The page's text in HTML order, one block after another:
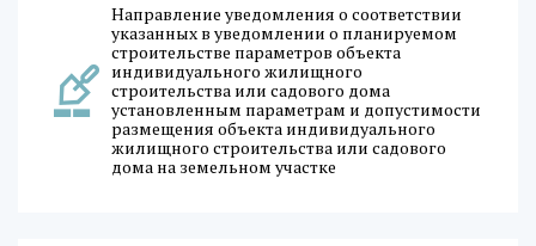
Направление уведомления о соответствии
указанных в уведомлении о планируемом
строительстве параметров объекта
индивидуального жилищного
строительства или садового дома
установленным параметрам и допустимости
размещения объекта индивидуального
жилищного строительства или садового
дома на земельном участке